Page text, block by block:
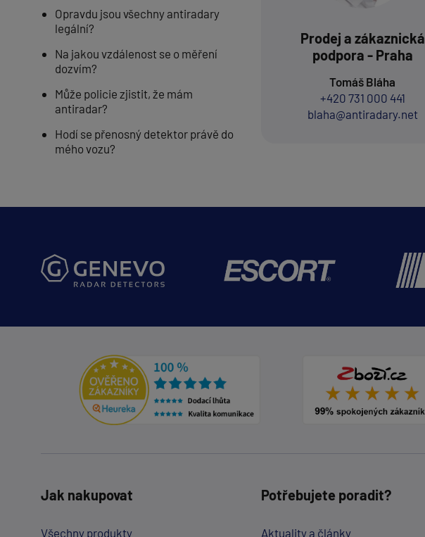
Opravdu jsou všechny antiradary
legální?
Na jakou vzdálenost se o měření
dozvím?
Může policie zjistit, že mám
antiradar?
Hodí se přenosný detektor právě do
mého vozu?
Prodej a zákaznická
podpora - Praha
Tomáš Bláha
+420 731 000 441
blaha@antiradary.net
Jak nakupovat
Všechny produkty
Potřebujete poradit?
Aktuality a články